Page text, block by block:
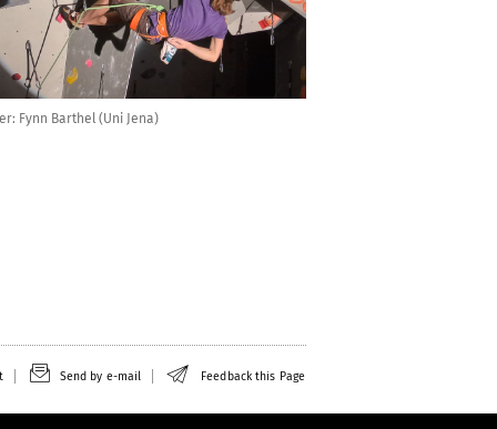
Fynn Barthel (Uni Jena)
Send by e-mail Feedback this Page